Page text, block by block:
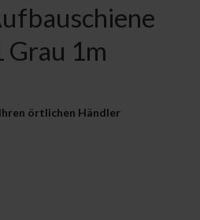
Grau 1m
örtlichen Händler